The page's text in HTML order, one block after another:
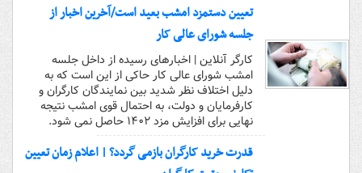
تعیین دستمزد امشب بعید است/آخرین اخبار از
جلسه شورای عالی کار
کارگر آنلاین | اخبارهای رسیده از داخل جلسه
امشب شورای عالی کار حاکی از این است که به
دلیل اختلاف نظر شدید بین نمایندگان کارگران و
کارفرمایان و دولت، به احتمال قوی امشب نتیجه
نهایی برای افزایش مزد ۱۴۰۲ حاصل نمی شود.
قدرت خرید کارگران بازمی گردد؟ | اعلام زمان تعیین